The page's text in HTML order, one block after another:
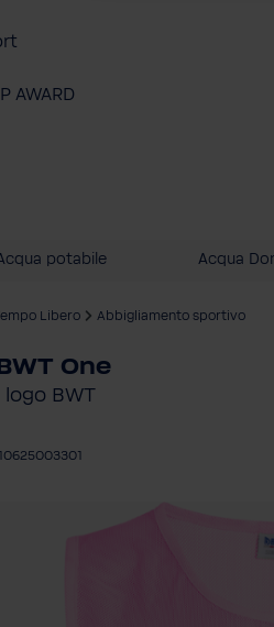
AWARD
potabile Acqua
Libero Abbigliamento sportivo
One
BWT